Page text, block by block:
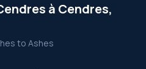
à Cendres,
to Ashes